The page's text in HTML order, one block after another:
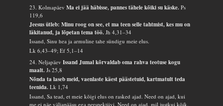
23. KolmapäevMa ei jää häbisse, pannes tähele kõiki su käske.Ps
119,6
Jeesus ütleb: Minu roog on see, et ma teen selle tahtmist, kes mu on
läkitanud, ja lõpetan tema töö.Jh 4,31–34
Issand, Sinu hea ja armuline tahe sündigu meie elus.
Lk 6,43–49; Ef 5,1–14
24. NeljapäevIssand Jumal kõrvaldab oma rahva teotuse kogu
maalt.Js 25,8
Nõnda ta laseb meid, vaenlaste käest päästetuid, kartmatult teda
teenida.Lk 1,74
Issand, Sa tead, et meie kõigi elus on rasked ajad. Need on ajad, kui
me ei näe väljapääsu ega perspektiivi. Need on ajad, mil justkui kõik,